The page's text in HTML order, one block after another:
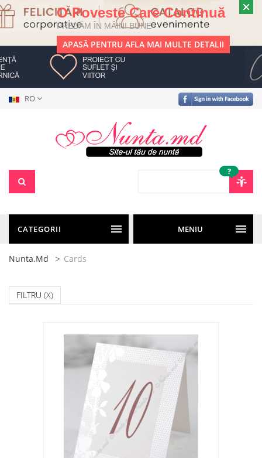
O Poveste Care Continuă
PREDĂM ÎN MÂINI BUNE
APASĂ PENTRU AFLA MAI MULTE DETALII
RO
?
CATEGORII MENIU
Nunta.md Cards
FILTRU (X)